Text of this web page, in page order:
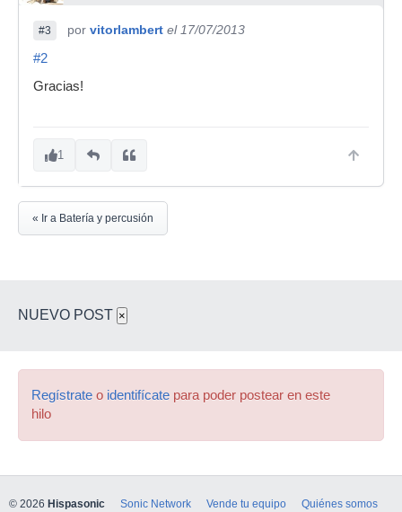
#3 por vitorlambert el 17/07/2013
#2
Gracias!
1
« Ir a Batería y percusión
NUEVO POST ×
Regístrate o identifícate para poder postear en este
hilo
© 2026 Hispasonic Sonic Network Vende tu equipo Quiénes somos